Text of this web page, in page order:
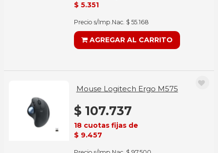
$ 5.351
Precio s/Imp.Nac. $ 55.168
AGREGAR AL CARRITO
Mouse Logitech Ergo M575
$ 107.737
18 cuotas fijas de
$ 9.457